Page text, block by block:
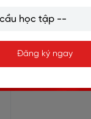
hoặc chuyên
Đăng ký ngay